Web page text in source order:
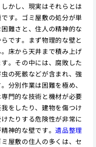
かし、現実はそれらとは
す。ゴミ屋敷の処分が単
難さと、住人の精神的な
です。まず物理的な壁と
床から天井まで積み上げ
。その中には、腐敗した
の死骸などが含まれ、強
分別作業は困難を極め、
門的な技術と機材が必要
をしたり、建物を傷つけ
たりする危険性が非常に
神的な壁です。遺品整理
ミ屋敷の住人の多くは、セ